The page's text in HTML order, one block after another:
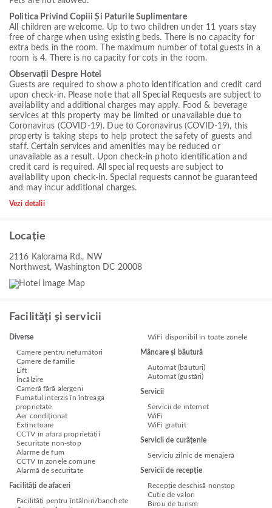
Politica Privind Copiii Și Paturile Suplimentare
All children are welcome. Up to two children under 11 years stay
free of charge when using existing beds. There is no capacity for
extra beds in the room. The maximum number of total guests in a
room is 4. There is no capacity for cots in the room.
Observații Despre Hotel
Guests are required to show a photo identification and credit card
upon check-in. Please note that all Special Requests are subject to
availability and additional charges may apply. Food & beverage
services at this property may be limited or unavailable due to
Coronavirus (COVID-19). Due to Coronavirus (COVID-19), this
property is taking steps to help protect the safety of guests and
staff. Certain services and amenities may be reduced or
unavailable as a result. Upon check-in photo identification and
credit card is required. All special requests are subject to
availability upon check-in. Special requests cannot be guaranteed
and may incur additional charges.
Vezi detalii
Locație
2116 Kalorama Rd., NW
Northwest, Washington DC 20008
Facilități și servicii
Diverse
Camere pentru nefumători
Camere de familie
Lift
Încălzire
Cameră fără alergeni
Fumatul interzis în întreaga
proprietate
Aer condiționat
Extinctoare
CCTV în afara proprietății
Securitate non-stop
Alarme de fum
CCTV în zonele comune
Alarmă de securitate
Facilități de afaceri
Facilități pentru întâlniri/banchete
WiFi disponibil în toate zonele
Mâncare și băutură
Automat (băuturi)
Automat (gustări)
Servicii
Servicii de internet
WiFi
WiFi gratuit
Servicii de curățenie
Serviciu zilnic de menajeră
Servicii de recepție
Recepție deschisă nonstop
Cutie de valori
Birou de turism